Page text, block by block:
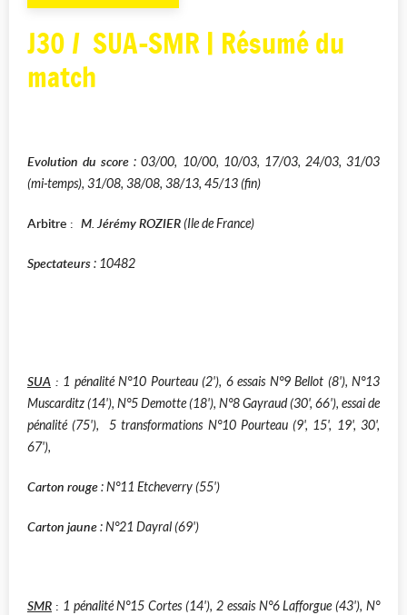
J30 / SUA-SMR | Résumé du
match
Evolution du score : 03/00, 10/00, 10/03, 17/03, 24/03, 31/03
(mi-temps), 31/08, 38/08, 38/13, 45/13 (fin)
Arbitre : M.Jérémy ROZIER(Ile de France)
Spectateurs: 10482
SUA : 1 pénalité N°10 Pourteau (2'), 6 essais N°9 Bellot (8'), N°13
Muscarditz (14'), N°5 Demotte (18'), N°8 Gayraud (30', 66'), essai de
pénalité (75'), 5 transformations N°10 Pourteau (9', 15', 19', 30',
67'),
Carton rouge: N°11 Etcheverry (55')
Carton jaune: N°21 Dayral (69')
SMR : 1 pénalité N°15 Cortes (14'), 2 essais N°6 Lafforgue (43'), N°